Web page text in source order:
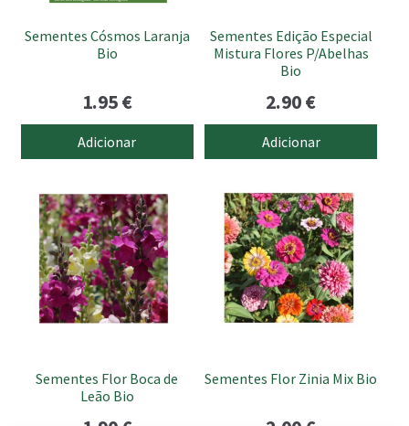
Sementes Cósmos Laranja
Bio
1.95€
Adicionar
Sementes Edição Especial
Mistura Flores P/Abelhas
Bio
2.90€
Adicionar
Sementes Flor Boca de
Leão Bio
Sementes Flor Zinia Mix Bio